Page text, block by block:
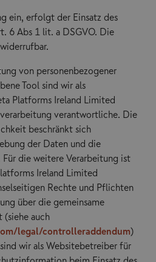
ein, erfolgt der Einsatz des
6 Abs 1 lit. a DSGVO. Die
von personenbezogener
Tool sind wir als
Platforms Ireland Limited
verantwortliche. Die
beschränkt sich
der Daten und die
die weitere Verarbeitung ist
Ireland Limited
Rechte und Pflichten
über die gemeinsame
auch
legal/controlleraddendum)
wir als Websitebetreiber für